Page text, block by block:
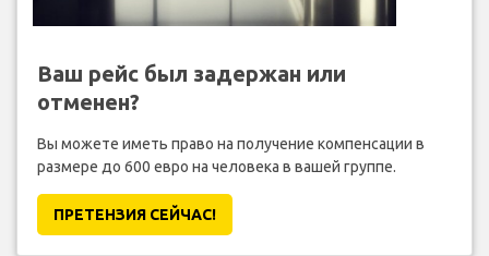
Ваш рейс был задержан или
отменен?
Вы можете иметь право на получение компенсации в
размере до 600 евро на человека в вашей группе.
ПРЕТЕНЗИЯ CЕЙЧАС!